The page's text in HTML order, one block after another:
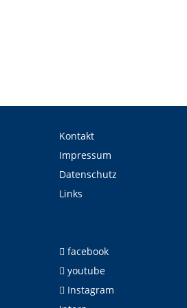
Kontakt
Impressum
Datenschutz
Links
facebook
youtube
Instagram